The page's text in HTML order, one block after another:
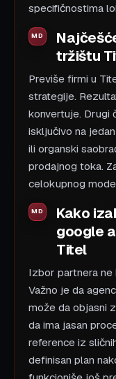
specifičnostima
tržištu
Previše firmi u
strategije.
konvertuje. Drugi
isključivo na
ili organski
prodajnog toka.
celokupnog
Kako
google
Titel
Izbor partnera ne
Važno je da
može da objasni
da ima jasan
reference iz
definisan plan